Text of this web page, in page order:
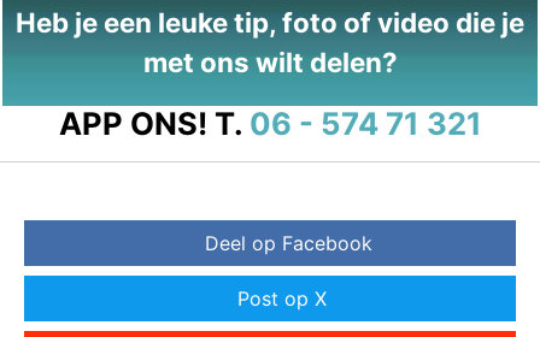
Heb je een leuke tip, foto of video die je
met ons wilt delen?
APP ONS! T. 06 - 574 71 321
Deel op Facebook
Post op X